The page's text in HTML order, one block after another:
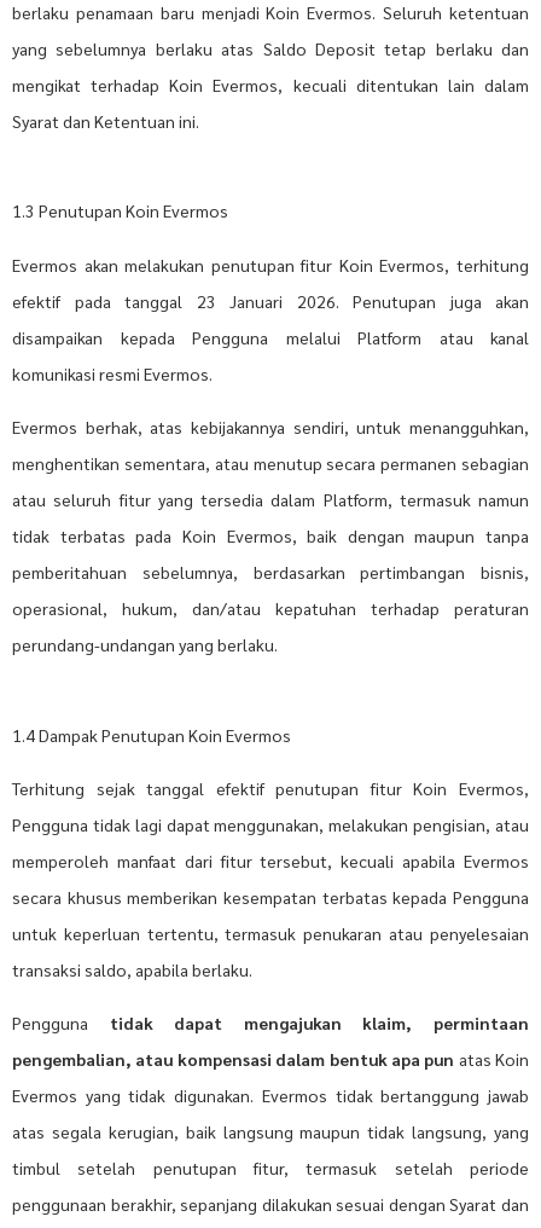
berlaku penamaan baru menjadi Koin Evermos. Seluruh ketentuan
yang sebelumnya berlaku atas Saldo Deposit tetap berlaku dan
mengikat terhadap Koin Evermos, kecuali ditentukan lain dalam
Syarat dan Ketentuan ini.
1.3 Penutupan Koin Evermos
Evermos akan melakukan penutupan fitur Koin Evermos, terhitung
efektif pada tanggal 23 Januari 2026. Penutupan juga akan
disampaikan kepada Pengguna melalui Platform atau kanal
komunikasi resmi Evermos.
Evermos berhak, atas kebijakannya sendiri, untuk menangguhkan,
menghentikan sementara, atau menutup secara permanen sebagian
atau seluruh fitur yang tersedia dalam Platform, termasuk namun
tidak terbatas pada Koin Evermos, baik dengan maupun tanpa
pemberitahuan sebelumnya, berdasarkan pertimbangan bisnis,
operasional, hukum, dan/atau kepatuhan terhadap peraturan
perundang-undangan yang berlaku.
1.4 Dampak Penutupan Koin Evermos
Terhitung sejak tanggal efektif penutupan fitur Koin Evermos,
Pengguna tidak lagi dapat menggunakan, melakukan pengisian, atau
memperoleh manfaat dari fitur tersebut, kecuali apabila Evermos
secara khusus memberikan kesempatan terbatas kepada Pengguna
untuk keperluan tertentu, termasuk penukaran atau penyelesaian
transaksi saldo, apabila berlaku.
Pengguna tidak dapat mengajukan klaim, permintaan
pengembalian, atau kompensasi dalam bentuk apa pun atas Koin
Evermos yang tidak digunakan. Evermos tidak bertanggung jawab
atas segala kerugian, baik langsung maupun tidak langsung, yang
timbul setelah penutupan fitur, termasuk setelah periode
penggunaan berakhir, sepanjang dilakukan sesuai dengan Syarat dan